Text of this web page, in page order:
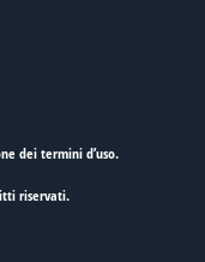
deitermini d’uso.
riservati.